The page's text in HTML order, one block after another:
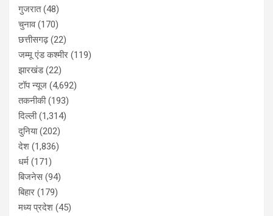
गुजरात(48)
चुनाव(170)
छत्तीसगढ़(22)
जम्मू एंड कश्मीर (119)
झारखंड(22)
टॉप न्यूज (4,692)
तकनीकी(193)
दिल्ली(1,314)
दुनिया(202)
देश (1,836)
धर्म (171)
बिजनेस(94)
बिहार (179)
मध्य प्रदेश (45)